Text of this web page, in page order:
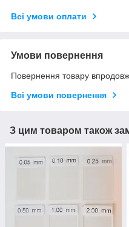
Всі умови оплати
Умови повернення
Повернення товару
Всі умови повернення
З цим товаром також